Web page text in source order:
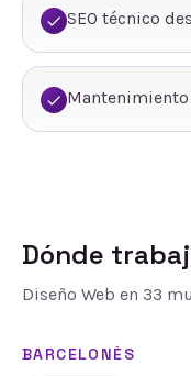
SEO técnico
Dónde
Diseño Web en 33
BARCELONÈS